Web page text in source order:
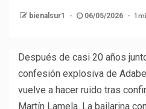
bienalsur1 06/05/2026 1
Después de casi 20 años
confesión explosiva de
vuelve a hacer ruido tras
Martín Lamela. La bailarina